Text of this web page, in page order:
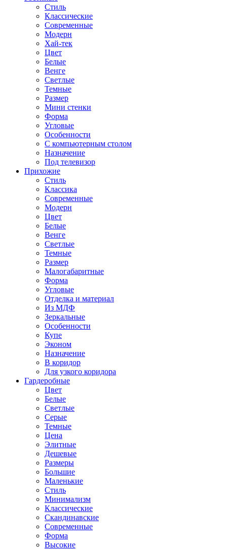
Стиль
Классические
Современные
Модерн
Хай-тек
Цвет
Белые
Венге
Светлые
Темные
Размер
Мини стенки
Форма
Угловые
Особенности
С компьютерным столом
Назначение
Под телевизор
Прихожие
Стиль
Классика
Современные
Модерн
Цвет
Белые
Венге
Светлые
Темные
Размер
Малогабаритные
Форма
Угловые
Отделка и материал
Из МДФ
Зеркальные
Особенности
Купе
Эконом
Назначение
В коридор
Для узкого коридора
Гардеробные
Цвет
Белые
Светлые
Серые
Темные
Цена
Элитные
Дешевые
Размеры
Большие
Маленькие
Стиль
Минимализм
Классические
Скандинавские
Современные
Форма
Высокие